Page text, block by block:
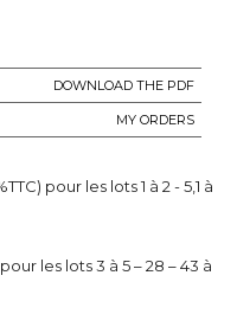
DOWNLOAD THE PDF
MY ORDERS
pour les lots 1 à 2 - 5,1 à
les lots 3 à 5 – 28 – 43 à